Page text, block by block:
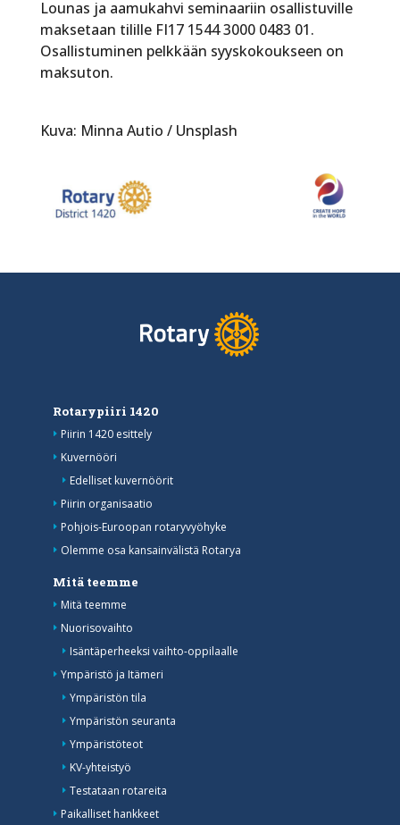
Lounas ja aamukahvi seminaariin osallistuville
maksetaan tilille FI17 1544 3000 0483 01.
Osallistuminen pelkkään syyskokoukseen on
maksuton.
Kuva: Minna Autio / Unsplash
Rotarypiiri 1420
Piirin 1420 esittely
Kuvernööri
Edelliset kuvernöörit
Piirin organisaatio
Pohjois-Euroopan rotaryvyöhyke
Olemme osa kansainvälistä Rotarya
Mitä teemme
Mitä teemme
Nuorisovaihto
Isäntäperheeksi vaihto-oppilaalle
Ympäristö ja Itämeri
Ympäristön tila
Ympäristön seuranta
Ympäristöteot
KV-yhteistyö
Testataan rotareita
Paikalliset hankkeet